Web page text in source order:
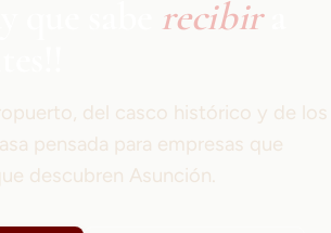
recibira
del casco histórico y de los
pensada para empresas que
descubren Asunción.